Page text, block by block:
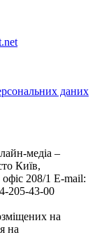
даних
медіа –
Київ,
208/1 E-mail:
205-43-00
на
на